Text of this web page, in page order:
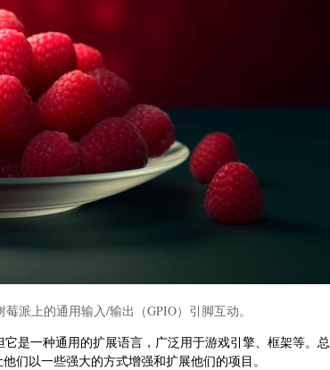
派上的通用输入/输出（GPIO）引脚互动。
是一种通用的扩展语言，广泛用于游戏引擎、框架等。总
们以一些强大的方式增强和扩展他们的项目。